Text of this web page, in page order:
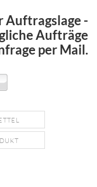
Auftragslage -
Aufträge
per Mail.